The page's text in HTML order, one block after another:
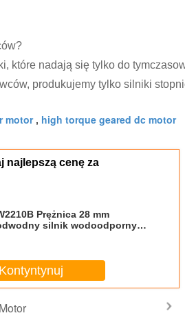
które nadają się tylko do
produkujemy tylko silniki
motor, high torque geared dc motor
najlepszą cenę za
Prężnica 28 mm
silnik wodoodporny
Kontyntynuj